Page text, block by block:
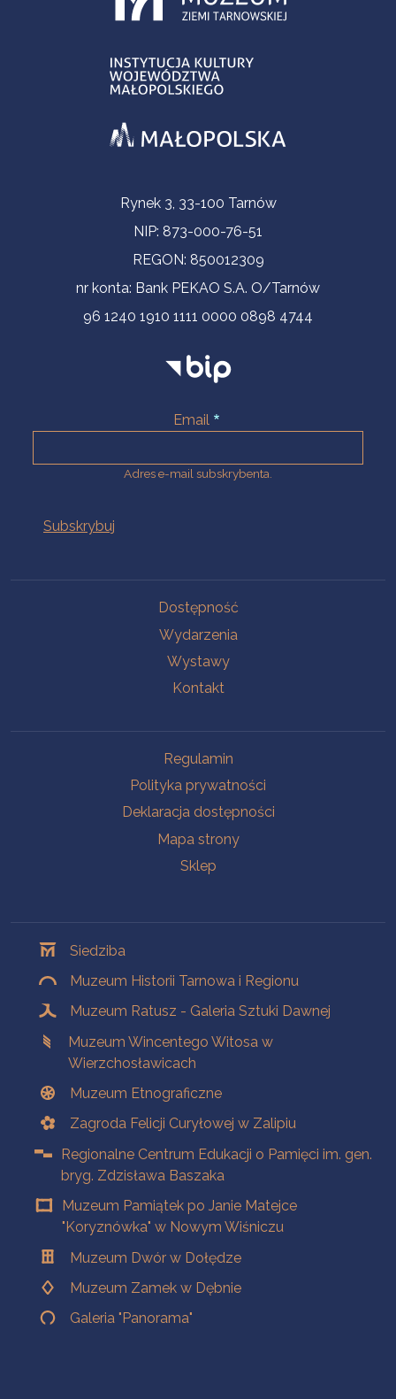
Informacje kontaktoweRynek 3, 33-100 Tarnów
NIP: 873-000-76-51
REGON: 850012309
nr konta: Bank PEKAO S.A. O/Tarnów
96 1240 1910 1111 0000 0898 4744
Email
Adres e-mail subskrybenta.
Dostępność
Wydarzenia
Wystawy
Kontakt
Regulamin
Polityka prywatności
Deklaracja dostępności
Mapa strony
Sklep
Siedziba
Muzeum Historii Tarnowa i Regionu
Muzeum Ratusz - Galeria Sztuki Dawnej
Muzeum Wincentego Witosa w
Wierzchosławicach
Muzeum Etnograficzne
Zagroda Felicji Curyłowej w Zalipiu
Regionalne Centrum Edukacji o Pamięci im. gen.
bryg. Zdzisława Baszaka
Muzeum Pamiątek po Janie Matejce
"Koryznówka" w Nowym Wiśniczu
Muzeum Dwór w Dołędze
Muzeum Zamek w Dębnie
Galeria "Panorama"